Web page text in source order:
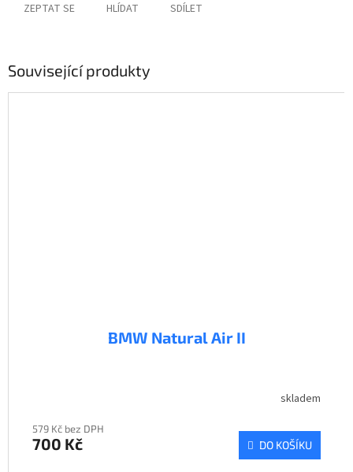
ZEPTAT SE HLÍDAT SDÍLET
Související produkty
BMW Natural Air II
skladem
579 Kč bez DPH
700 Kč DO KOŠÍKU